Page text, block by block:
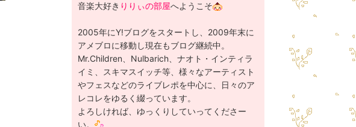
音楽大好き りりぃの部屋へようこそ
2005年にY!ブログをスタートし、2009年末に
アメブロに移動し現在もブログ継続中。
Mr.Children、Nulbarich、ナオト・インティラ
イミ、スキマスイッチ等、様々なアーティスト
やフェスなどのライブレポを中心に、日々のア
レコレをゆるく綴っています。
よろしければ、ゆっくりしていってくださー
い。